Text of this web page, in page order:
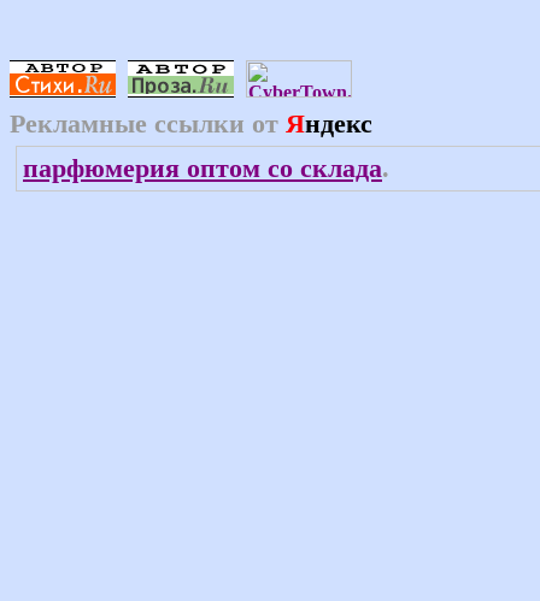
Рекламные ссылки от Яндекс
парфюмерия оптом со склада.